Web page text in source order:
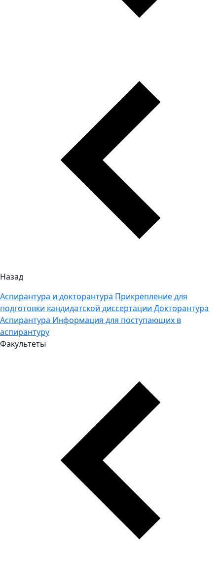
Назад
Аспирантура и докторантура Прикрепление для
подготовки кандидатской диссертации Докторантура
Аспирантура Информация для поступающих в
аспирантуру
Факультеты